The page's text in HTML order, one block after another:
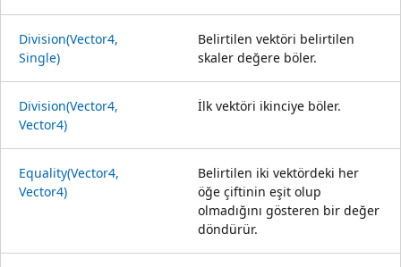
Division(Vector4,
Single)
Belirtilen vektöri belirtilen
skaler değere böler.
Division(Vector4,
Vector4)
İlk vektöri ikinciye böler.
Equality(Vector4,
Vector4)
Belirtilen iki vektördeki her
öğe çiftinin eşit olup
olmadığını gösteren bir değer
döndürür.